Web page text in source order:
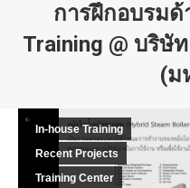
การฝึกอบรมด้
Training @ บริษั
(ม
In-house Training
Recent Projects
Training Center